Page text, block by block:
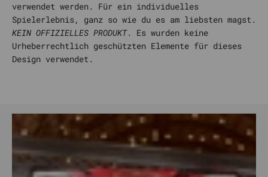
verwendet werden. Für ein individuelles
Spielerlebnis, ganz so wie du es am liebsten magst.
KEIN OFFIZIELLES PRODUKT. Es wurden keine
Urheberrechtlich geschützten Elemente für dieses
Design verwendet.